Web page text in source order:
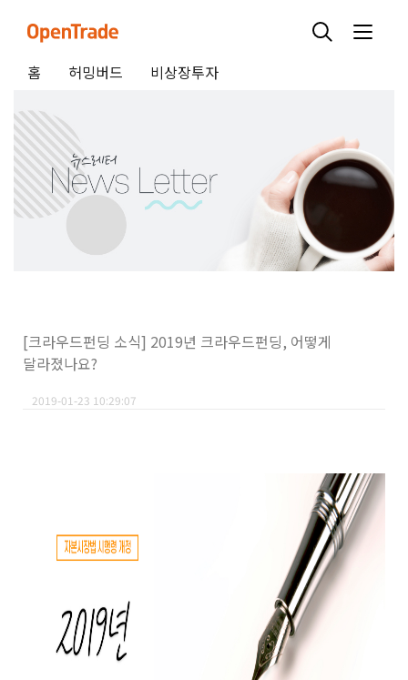
홈 허밍버드 비상장투자
[크라우드펀딩 소식] 2019년 크라우드펀딩, 어떻게
달라졌나요?
2019-01-23 10:29:07